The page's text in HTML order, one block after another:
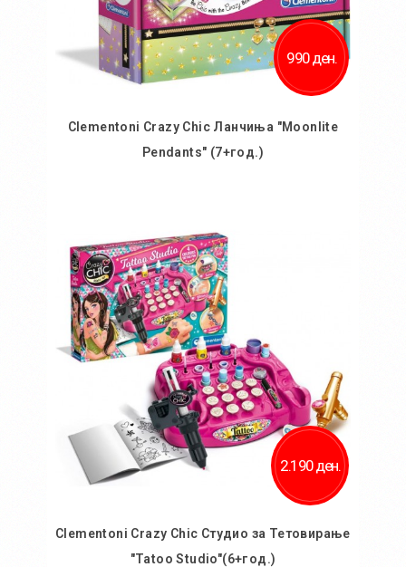
990 ден.
Clementoni Crazy Chic Ланчиња "Moonlite
Pendants" (7+год.)
Додај во желби
Додај за споредба
2.190 ден.
Clementoni Crazy Chic Студио за Тетовирање
"Tatoo Studio"(6+год.)